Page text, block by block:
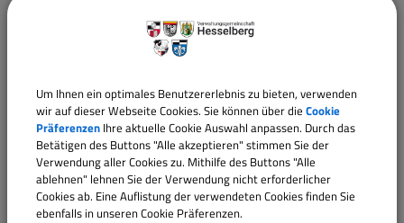
Rechtsgrundlagen
Sachgebiete
Geschäftsleitung
Um Ihnen ein optimales Benutzererlebnis zu bieten, verwenden
wir auf dieser Webseite Cookies. Sie können über die Cookie
Präferenzen Ihre aktuelle Cookie Auswahl anpassen. Durch das
Betätigen des Buttons "Alle akzeptieren" stimmen Sie der
Verwendung aller Cookies zu. Mithilfe des Buttons "Alle
ablehnen" lehnen Sie der Verwendung nicht erforderlicher
Cookies ab. Eine Auflistung der verwendeten Cookies finden Sie
ebenfalls in unseren Cookie Präferenzen.